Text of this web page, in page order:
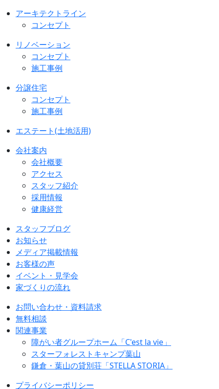
アーキテクトライン
コンセプト
リノベーション
コンセプト
施工事例
分譲住宅
コンセプト
施工事例
エステート(土地活用)
会社案内
会社概要
アクセス
スタッフ紹介
採用情報
健康経営
スタッフブログ
お知らせ
メディア掲載情報
お客様の声
イベント・見学会
家づくりの流れ
お問い合わせ・資料請求
無料相談
関連事業
障がい者グループホーム「C'est la vie」
スターフォレストキャンプ葉山
鎌倉・葉山の貸別荘「STELLA STORIA」
プライバシーポリシー